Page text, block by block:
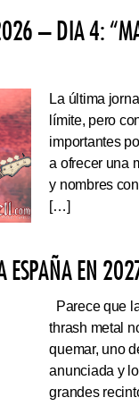
– DIA 4:
La última
límite, pero
importantes
a ofrecer una
y nombres
[…]
ESPAÑA EN
Parece que
thrash metal
quemar, uno
anunciada y
grandes